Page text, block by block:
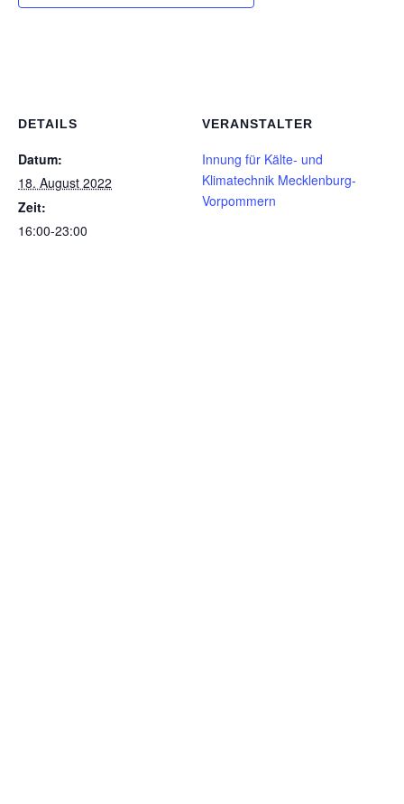
DETAILS
Datum:
18. August 2022
Zeit:
16:00-23:00
VERANSTALTER
Innung für Kälte- und
Klimatechnik Mecklenburg-
Vorpommern